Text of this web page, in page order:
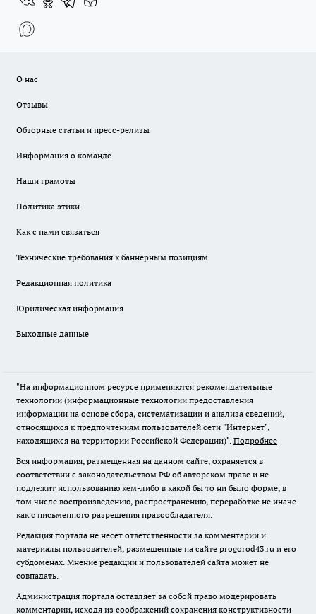
О нас
Отзывы
Обзорные статьи и пресс-релизы
Информация о команде
Наши грамоты
Политика этики
Как с нами связаться
Технические требования к баннерным позициям
Редакционная политика
Юридическая информация
Выходные данные
"На информационном ресурсе применяются рекомендательные
технологии (информационные технологии предоставления
информации на основе сбора, систематизации и анализа сведений,
относящихся к предпочтениям пользователей сети "Интернет",
находящихся на территории Российской Федерации)". Подробнее
Вся информация, размещенная на данном сайте, охраняется в
соответствии с законодательством РФ об авторском праве и не
подлежит использованию кем-либо в какой бы то ни было форме, в
том числе воспроизведению, распространению, переработке не иначе
как с письменного разрешения правообладателя.
Редакция портала не несет ответственности за комментарии и
материалы пользователей, размещенные на сайте progorod43.ru и его
субдоменах. Мнение редакции и пользователей сайта может не
совпадать.
Администрация портала оставляет за собой право модерировать
комментарии, исходя из соображений сохранения конструктивности